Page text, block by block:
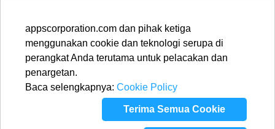
Lebih...
appscorporation.com dan pihak ketiga
menggunakan cookie dan teknologi serupa di
perangkat Anda terutama untuk pelacakan dan
penargetan.
Baca selengkapnya: Cookie Policy
Terima Semua Cookie